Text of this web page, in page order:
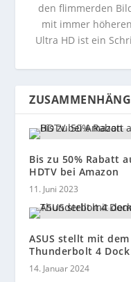
den flimmerden
mit immer
Ultra HD ist ein
Bis zu 50% Rabatt
HDTV bei Amazon
11. Juni 2023
ASUS stellt mit
Thunderbolt 4
14. Januar 2024